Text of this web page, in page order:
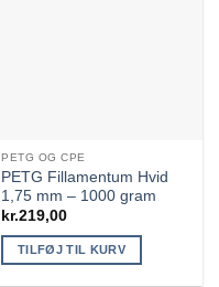
PETG OG CPE
PETG Fillamentum Hvid
1,75 mm – 1000 gram
kr.219,00
TILFØJ TIL KURV